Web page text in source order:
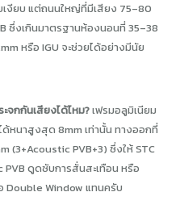
งียบ แต่ถนนใหญ่ที่มีเสียง 75–80
ซึ่งเกินมาตรฐานห้องนอนที่ 35–38
หรือ IGU จะช่วยได้อย่างมีนัย
จกกันเสียงได้ไหม?เฟรมอลูมิเนียม
ด้หนาสูงสุด 8mm เท่านั้น ทางออกที่
(3+Acoustic PVB+3) ซึ่งให้ STC
PVB ดูดซับการสั่นสะเทือน หรือ
Double Window แทนครับ